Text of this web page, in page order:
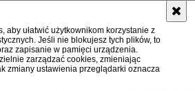
aby ułatwić użytkownikom korzystanie z
Jeśli nie blokujesz tych plików, to
zapisanie w pamięci urządzenia.
zarządzać cookies, zmieniając
zmiany ustawienia przeglądarki oznacza